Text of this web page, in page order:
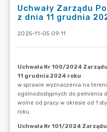
Uchwały Zarządu
z dnia 11 grudnia
2025-11-05 09:11